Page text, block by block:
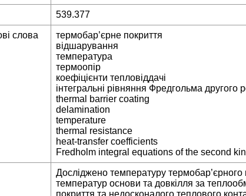
539.377
слова
термобар’єрне покриття
відшарування
температура
термоопір
коефіцієнти тепловіддачі
інтегральні рівняння Фредгольма другого
thermal barrier coating
delamination
temperature
thermal resistance
heat-transfer coefficients
Fredholm integral equations of the second
Досліджено температуру
температур основи та довкілля за